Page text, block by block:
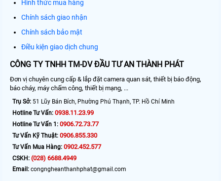
Hình thức mua hàng
Chính sách giao nhận
Chính sách bảo mật
Điều kiện giao dịch chung
CÔNG TY TNHH TM-DV ĐẦU TƯ AN THÀNH PHÁT
Đơn vị chuyên cung cấp & lắp đặt camera quan sát, thiết bị báo động,
báo cháy, máy chấm công, thiết bị mạng, ...
Trụ Sở: 51 Lũy Bán Bích, Phường Phú Thạnh, TP. Hồ Chí Minh
Hotline Tư Vấn: 0938.11.23.99
Hotline Tư Vấn 1: 0906.72.73.77
Tư Vấn Kỹ Thuật: 0906.855.330
Tư Vấn Mua Hàng: 0902.452.577
CSKH: (028) 6688.4949
Email: congngheanthanhphat@gmail.com